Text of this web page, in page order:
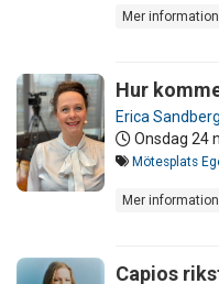
Mer information
Hur
Erica Sandberg
Onsdag 24
Mötesplats
Mer information
Capios